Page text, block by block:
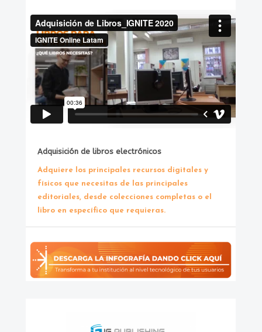
Adquisición de libros electrónicos
Adquiere los principales recursos digitales y
físicos que necesitas de las principales
editoriales, desde colecciones completas o el
libro en específico que requieras.